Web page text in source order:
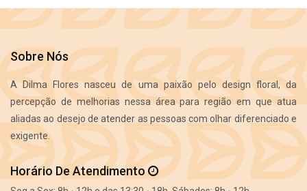
Sobre Nós
A Dilma Flores nasceu de uma paixão pelo design floral, da
percepção de melhorias nessa área para região em que atua
aliadas ao desejo de atender as pessoas com olhar diferenciado e
exigente.
Horário De Atendimento